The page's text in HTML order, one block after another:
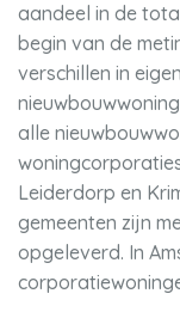
aandeel in de
begin van de
verschillen in
alle
Leiderdorp en
gemeenten zijn
opgeleverd. In